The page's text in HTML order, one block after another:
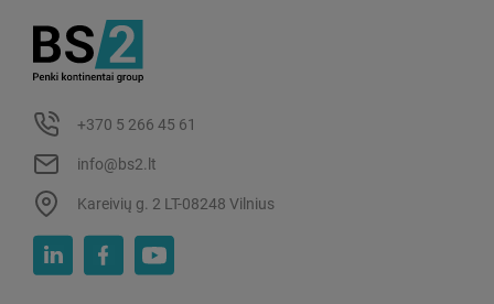
+370 5 266 45 61
info@bs2.lt
Kareivių g. 2 LT-08248 Vilnius